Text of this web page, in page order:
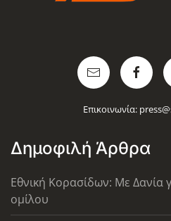
Επικοινωνία:
Δημοφιλή Άρθρα
Εθνική Κορασίδων: Με Δανία
ομίλου